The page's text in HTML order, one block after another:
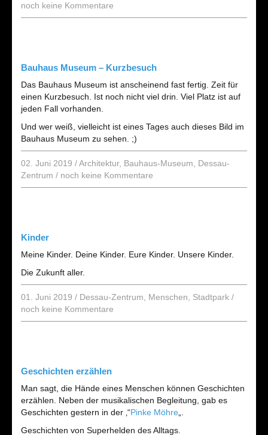
noch keine Kommentare
Bauhaus Museum – Kurzbesuch
Das Bauhaus Museum ist anscheinend fast fertig. Zeit für
einen Kurzbesuch. Ist noch nicht viel drin. Viel Platz ist auf
jeden Fall vorhanden.
Und wer weiß, vielleicht ist eines Tages auch dieses Bild im
Bauhaus Museum zu sehen. ;)
02. Juni 2019 /Architektur, Bauhaus-Museum
Dessau-
Zentrum / noch keine Kommentare
Kinder
Meine Kinder. Deine Kinder. Eure Kinder. Unsere Kinder.
Die Zukunft aller.
01. Juni 2019 / Dessau-Zentrum Menschen Stadtpark /
noch keine Kommentare
Geschichten erzählen
Man sagt, die Hände eines Menschen können Geschichten
erzählen. Neben der musikalischen Begleitung, gab es
Geschichten gestern in der ‚“Pinke Möhre
Geschichten von Superhelden des Alltags.